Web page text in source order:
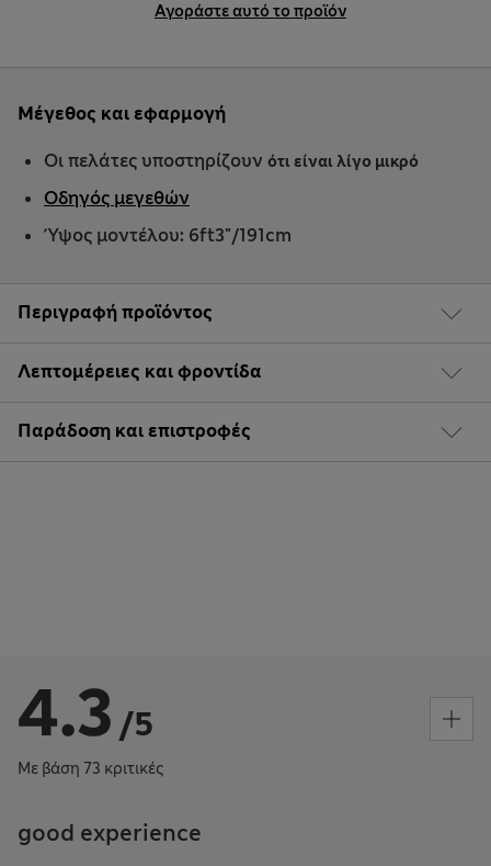
Αγοράστε αυτό το προϊόν
Περιγραφή προϊόντος
Λεπτομέρειες και φροντίδα
Παράδοση και επιστροφές
Μέγεθος και εφαρμογή
Οι πελάτες υποστηρίζουν ότι είναι λίγο μικρό
Ύψος μοντέλου: 6ft3"/191cm
Οδηγός μεγεθών
4.3 /5
Με βάση 73 κριτικές
good experience